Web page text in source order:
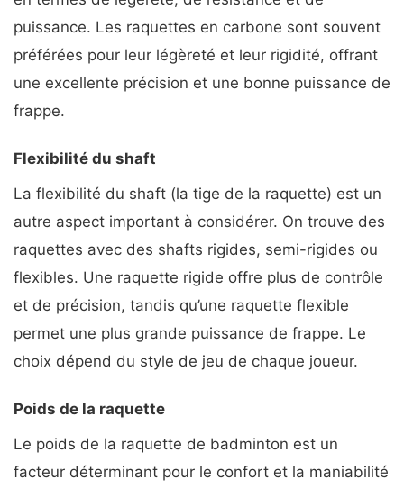
puissance. Les raquettes en carbone sont souvent
préférées pour leur légèreté et leur rigidité, offrant
une excellente précision et une bonne puissance de
frappe.
Flexibilité du shaft
La flexibilité du shaft (la tige de la raquette) est un
autre aspect important à considérer. On trouve des
raquettes avec des shafts rigides, semi-rigides ou
flexibles. Une raquette rigide offre plus de contrôle
et de précision, tandis qu’une raquette flexible
permet une plus grande puissance de frappe. Le
choix dépend du style de jeu de chaque joueur.
Poids de la raquette
Le poids de la raquette de badminton est un
facteur déterminant pour le confort et la maniabilité